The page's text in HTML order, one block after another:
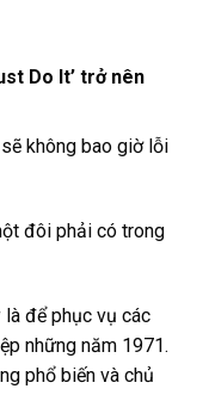
Do It’ trở nên
không bao giờ lỗi
đôi phải có trong
là để phục vụ các
những năm 1971.
phổ biến và chủ